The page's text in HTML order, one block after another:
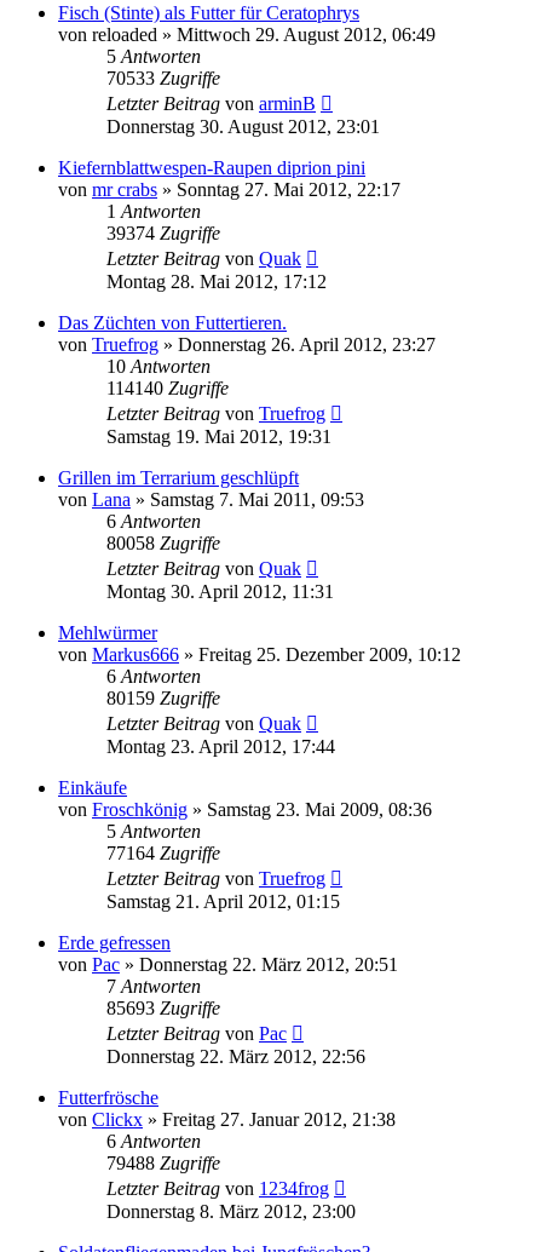
Fisch (Stinte) als Futter für Ceratophrys
von reloaded » Mittwoch 29. August 2012, 06:49
5 Antworten
70533 Zugriffe
Letzter Beitrag von arminB
Donnerstag 30. August 2012, 23:01
Kiefernblattwespen-Raupen diprion pini
von mr crabs » Sonntag 27. Mai 2012, 22:17
1 Antworten
39374 Zugriffe
Letzter Beitrag von Quak
Montag 28. Mai 2012, 17:12
Das Züchten von Futtertieren.
von Truefrog » Donnerstag 26. April 2012, 23:27
10 Antworten
114140 Zugriffe
Letzter Beitrag von Truefrog
Samstag 19. Mai 2012, 19:31
Grillen im Terrarium geschlüpft
von Lana » Samstag 7. Mai 2011, 09:53
6 Antworten
80058 Zugriffe
Letzter Beitrag von Quak
Montag 30. April 2012, 11:31
Mehlwürmer
von Markus666 » Freitag 25. Dezember 2009, 10:12
6 Antworten
80159 Zugriffe
Letzter Beitrag von Quak
Montag 23. April 2012, 17:44
Einkäufe
von Froschkönig » Samstag 23. Mai 2009, 08:36
5 Antworten
77164 Zugriffe
Letzter Beitrag von Truefrog
Samstag 21. April 2012, 01:15
Erde gefressen
von Pac » Donnerstag 22. März 2012, 20:51
7 Antworten
85693 Zugriffe
Letzter Beitrag von Pac
Donnerstag 22. März 2012, 22:56
Futterfrösche
von Clickx » Freitag 27. Januar 2012, 21:38
6 Antworten
79488 Zugriffe
Letzter Beitrag von 1234frog
Donnerstag 8. März 2012, 23:00